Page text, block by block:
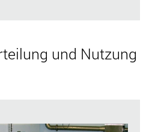
und Nutzung